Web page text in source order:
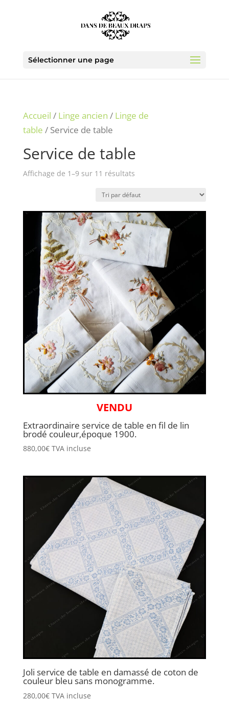
Sélectionner une page
Accueil / Linge ancien / Linge de
table / Service de table
Service de table
Affichage de 1–9 sur 11 résultats
VENDU
Extraordinaire service de table en fil de lin
brodé couleur,époque 1900.
880,00€ TVA incluse
Joli service de table en damassé de coton de
couleur bleu sans monogramme.
280,00€ TVA incluse